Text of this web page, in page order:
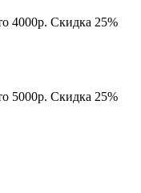
4000р. Скидка 25%
5000р. Скидка 25%